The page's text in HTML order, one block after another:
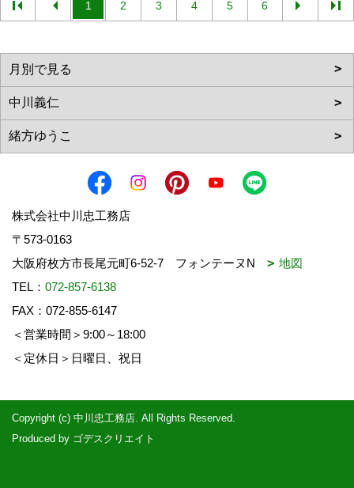
1 2 3 4 5 6
株式会社中川忠工務店
〒573-0163
大阪府枚方市長尾元町6-52-7 フォンテーヌN
地図
TEL： 072-857-6138
FAX：072-855-6147
＜営業時間＞9:00～18:00
＜定休日＞日曜日、祝日
Copyright (c) 中川忠工務店. All Rights Reserved.
Produced by ゴデスクリエイト